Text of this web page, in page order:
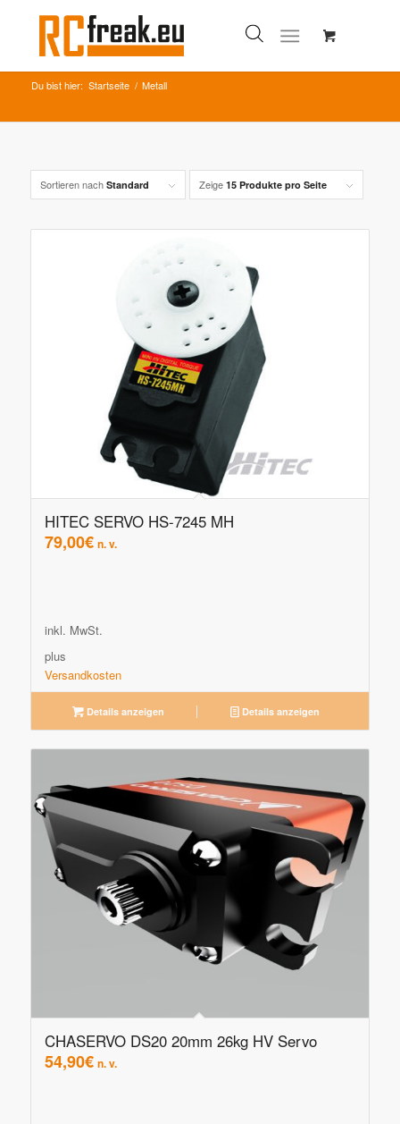
Du bist hier: Startseite / Metall
Sortieren nach Standard Zeige 15 Produkte pro Seite
HITEC SERVO HS-7245 MH
79,00€ n. v.
inkl. MwSt.
plus
Versandkosten
Details anzeigen Details anzeigen
CHASERVO DS20 20mm 26kg HV Servo
54,90€ n. v.